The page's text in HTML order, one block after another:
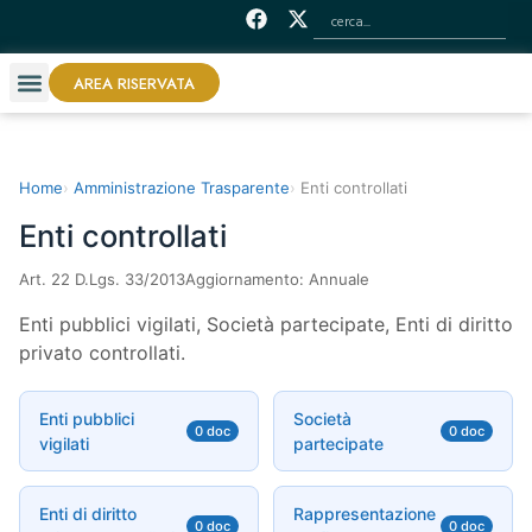
AREA RISERVATA
Home Amministrazione Trasparente Enti controllati
Enti controllati
Art. 22 D.Lgs. 33/2013Aggiornamento: Annuale
Enti pubblici vigilati, Società partecipate, Enti di diritto
privato controllati.
Enti pubblici
vigilati
0 doc
Società
partecipate
0 doc
Enti di diritto
0 doc
Rappresentazione
0 doc